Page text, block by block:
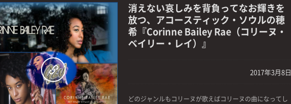
0
消えない哀しみを背負ってなお輝きを
放つ、アコースティック・ソウルの穂
希『Corinne Bailey Rae（コリーヌ・
ベイリー・レイ）』
2017年3月8日
どのジャンルもコリーヌが歌えばコリーヌの曲になってし